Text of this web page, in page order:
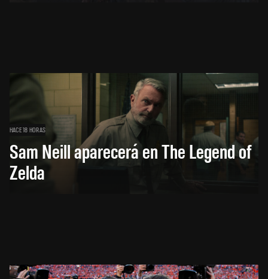
HACE 18 HORAS
Sam Neill aparecerá en The Legend of
Zelda